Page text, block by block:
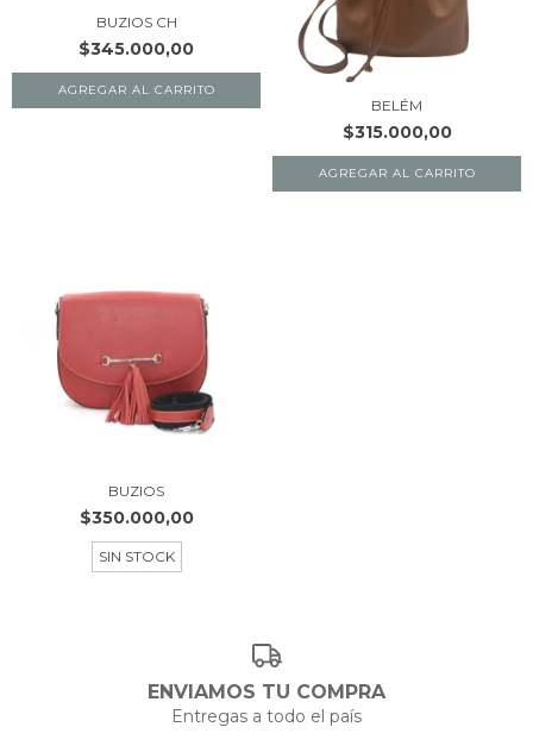
BUZIOS CH
$345.000,00
AGREGAR AL CARRITO
BELÉM
$315.000,00
AGREGAR AL CARRITO
BUZIOS
$350.000,00
SIN STOCK
ENVIAMOS TU COMPRA
Entregas a todo el país